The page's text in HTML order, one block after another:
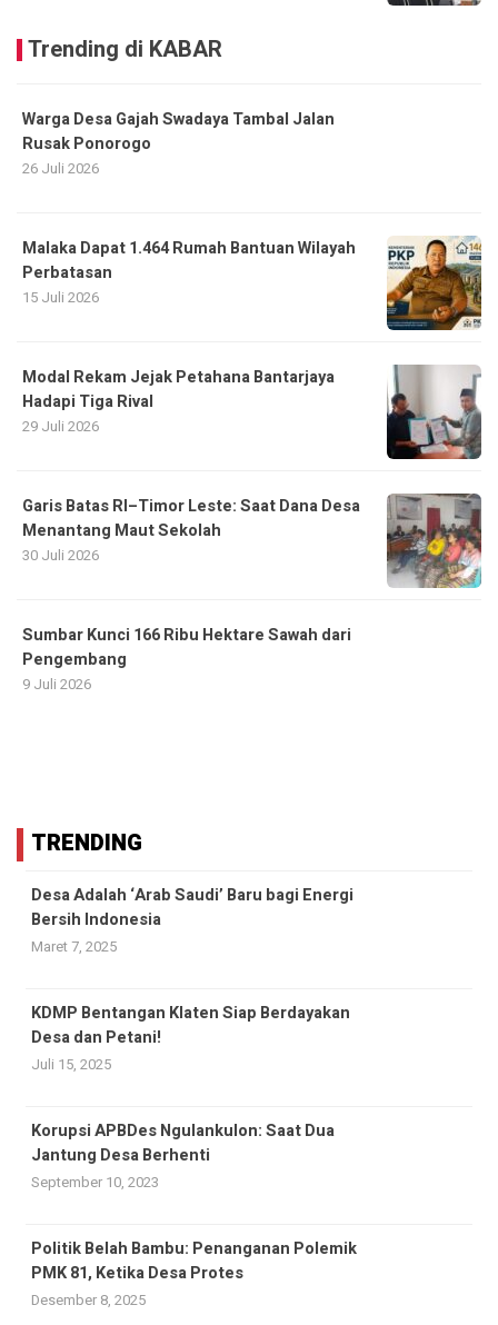
Trending di KABAR
Warga Desa Gajah Swadaya Tambal Jalan
Rusak Ponorogo
26 Juli 2026
Malaka Dapat 1.464 Rumah Bantuan Wilayah
Perbatasan
15 Juli 2026
Modal Rekam Jejak Petahana Bantarjaya
Hadapi Tiga Rival
29 Juli 2026
Garis Batas RI–Timor Leste: Saat Dana Desa
Menantang Maut Sekolah
30 Juli 2026
Sumbar Kunci 166 Ribu Hektare Sawah dari
Pengembang
9 Juli 2026
TRENDING
Desa Adalah ‘Arab Saudi’ Baru bagi Energi
Bersih Indonesia
Maret 7, 2025
KDMP Bentangan Klaten Siap Berdayakan
Desa dan Petani!
Juli 15, 2025
Korupsi APBDes Ngulankulon: Saat Dua
Jantung Desa Berhenti
September 10, 2023
Politik Belah Bambu: Penanganan Polemik
PMK 81, Ketika Desa Protes
Desember 8, 2025